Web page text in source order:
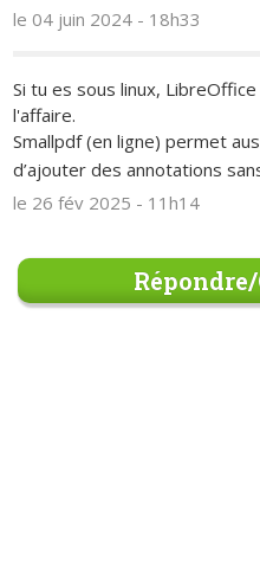
le 04 juin 2024 - 18h33
Si tu es sous linux,
l'affaire.
Smallpdf (en ligne) permet
d’ajouter des annotations
le 26 fév 2025 - 11h14